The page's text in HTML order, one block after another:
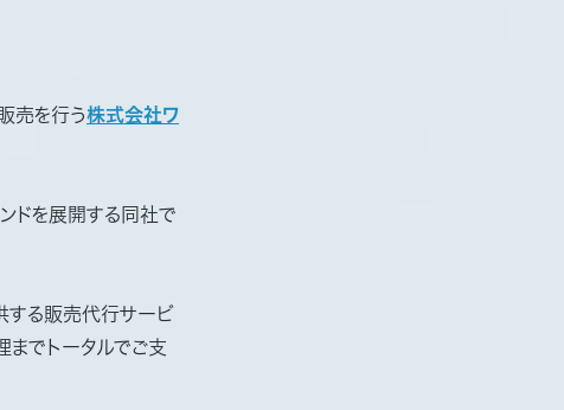
売を行う株式会社ワ
ドを展開する同社で
する販売代行サービ
までトータルでご支